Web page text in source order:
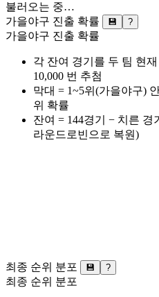
불러오는 중…
가을야구 진출 확률
💾 ?
가을야구 진출 확률
각 잔여 경기를 두 팀 현
10,000 번 추첨
막대 = 1~5위(가을야구)
위 확률
잔여 = 144경기 − 치른 경
라운드로빈으로 복원)
최종 순위 분포 💾 ?
최종 순위 분포